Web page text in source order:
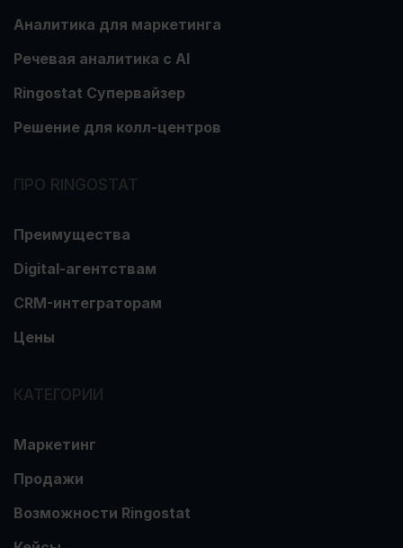
Аналитика для маркетинга
Речевая аналитика с АІ
Ringostat Супервайзер
Решение для колл-центров
ПРО RINGOSTAT
Преимущества
Digital-агентствам
CRM-интеграторам
Цены
КАТЕГОРИИ
Маркетинг
Продажи
Возможности Ringostat